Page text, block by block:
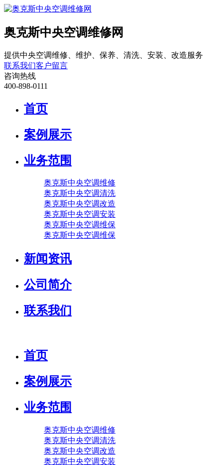
奥克斯中央空调维修网
提供中央空调维修、维护、保养、清洗、安装、改造服务
联系我们客户留言
咨询热线
400-898-0111
首页
案例展示
业务范围
奥克斯中央空调维修
奥克斯中央空调清洗
奥克斯中央空调改造
奥克斯中央空调安装
奥克斯中央空调维保
奥克斯中央空调维保
新闻资讯
公司简介
联系我们
首页
案例展示
业务范围
奥克斯中央空调维修
奥克斯中央空调清洗
奥克斯中央空调改造
奥克斯中央空调安装